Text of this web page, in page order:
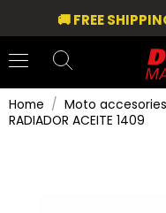
🚚 FREE
Home Moto accesories
RADIADOR ACEITE 1409